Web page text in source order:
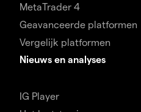
MetaTrader 4
Geavanceerde platformen
Vergelijk platformen
Nieuws en analyses
IG Player